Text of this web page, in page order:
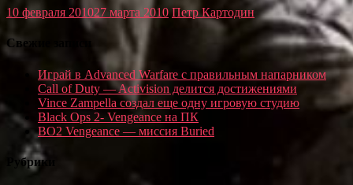
10 февраля 201027 марта 2010 Петр Картодин
Свежие записи
Играй в Advanced Warfare с правильным напарником
Call of Duty — Activision делится достижениями
Vince Zampella создал еще одну игровую студию
Black Ops 2- Vengeance на ПК
BO2 Vengeance — миссия Buried
Рубрики